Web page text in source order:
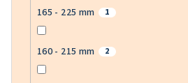
165 - 225 mm 1
160 - 215 mm 2